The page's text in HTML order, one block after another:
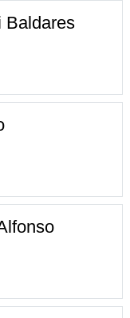
Baldares